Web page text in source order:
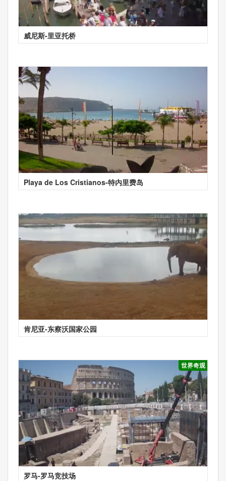
威尼斯-里亚托桥
Playa de Los Cristianos-特内里费岛
肯尼亚-东察沃国家公园
世界奇观
罗马-罗马竞技场